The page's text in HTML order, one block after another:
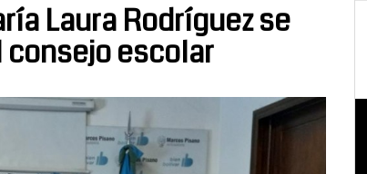
Laura Rodríguez se
escolar